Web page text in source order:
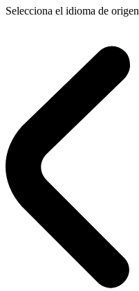
Selecciona el idioma de origen